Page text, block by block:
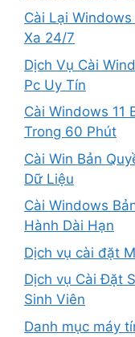
Cài Lại
Xa 24/7
Dịch Vụ Cài
Pc Uy Tín
Cài Windows 11
Trong 60 Phút
Cài Win Bản
Dữ Liệu
Cài Windows
Hành Dài Hạn
Dịch vụ cài đặt
Dịch vụ Cài Đặt
Sinh Viên
Danh mục máy